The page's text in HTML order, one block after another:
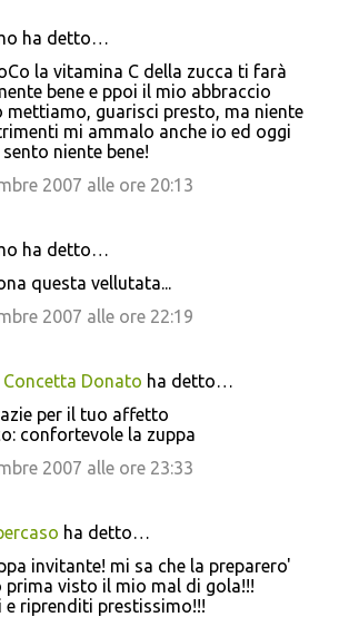
ha detto…
la vitamina C della zucca ti farà
bene e ppoi il mio abbraccio
mettiamo, guarisci presto, ma niente
mi ammalo anche io ed oggi
niente bene!
2007 alle ore 20:13
ha detto…
questa vellutata...
2007 alle ore 22:19
Concetta Donato ha detto…
per il tuo affetto
confortevole la zuppa
2007 alle ore 23:33
ha detto…
invitante! mi sa che la preparero'
prima visto il mio mal di gola!!!
e riprenditi prestissimo!!!